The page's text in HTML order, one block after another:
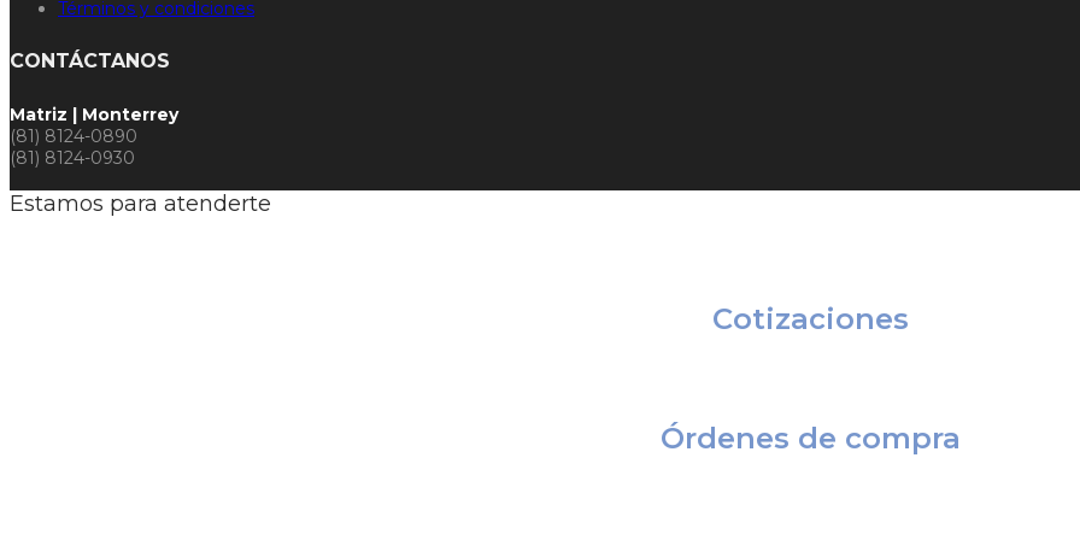
Términos y condiciones
CONTÁCTANOS
Matriz | Monterrey
(81) 8124-0890
(81) 8124-0930
Estamos para atenderte
Cotizaciones
Órdenes de compra